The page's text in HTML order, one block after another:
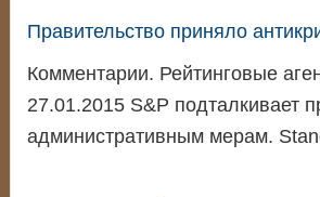
Правительство приняло
Комментарии. Рейтинговые
27.01.2015 S&P подталкивает
административным мерам.